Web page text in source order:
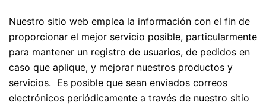
Nuestro sitio web emplea la información con el fin de
proporcionar el mejor servicio posible, particularmente
para mantener un registro de usuarios, de pedidos en
caso que aplique, y mejorar nuestros productos y
servicios. Es posible que sean enviados correos
electrónicos periódicamente a través de nuestro sitio